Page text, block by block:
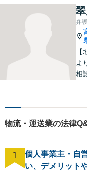
か
件
ご
弁
よ
相
る
問
ご
物流・運送業の法律
1
個人事業主・自
い、デメリット